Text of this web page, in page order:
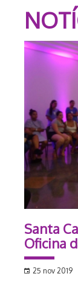
Santa
Oficina
25 nov 2019